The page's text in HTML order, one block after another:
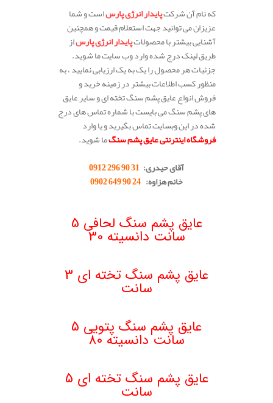
که نام آن شرکتپایدار انرژی پارساست و شما
عزیزان می توانید جهت استعلام قیمت و همچنین
آشنایی بیشتر با محصولاتپایدار انرژی پارساز
طریق لینک درج شده وارد وب سایت ما شوید.
جزئیات هر محصول را یک به یک ارزیابی نمایید ، به
منظور کسب اطلاعات بیشتر در زمینه خرید و
فروش انواع عایق پشم سنگ تخته ای و سایر عایق
های پشم سنگ می بایست با شماره تماس های درج
شده در این وبسایت تماس بگیرید و یا وارد
فروشگاه اینترنتی عایق پشم سنگما شوید.
آقای حیدری: 31 90 296 0912
خانم هزاوه: 24 90 649 0902
عایق پشم سنگ لحافی 5
سانت دانسیته 30
عایق پشم سنگ تخته ای 3
سانت
عایق پشم سنگ پتویی 5
سانت دانسیته 80
عایق پشم سنگ تخته ای 5
سانت